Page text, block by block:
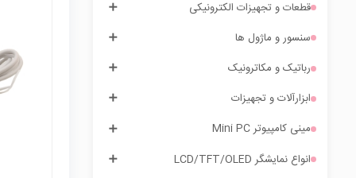
قطعات و تجهیزات الکترونیکی
سنسور و ماژول ها
رباتیک و مکاترونیک
ابزارآلات و تجهیزات
مینی کامپیوتر Mini PC
انواع نمایشگر LCD/TFT/OLED